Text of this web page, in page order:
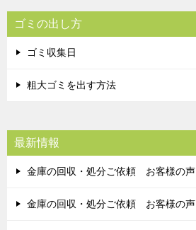
ゴミの出し方
ゴミ収集日
粗大ゴミを出す方法
最新情報
金庫の回収・処分ご依頼 お客様の声
金庫の回収・処分ご依頼 お客様の声